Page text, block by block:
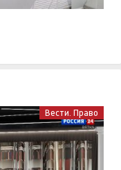
Вести. Право